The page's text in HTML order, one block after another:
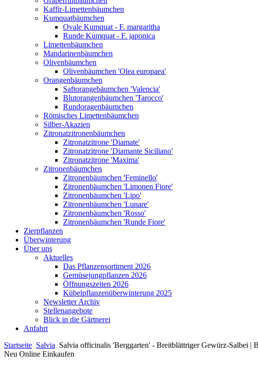
Kaffir-Limettenbäumchen
Kumquatbäumchen
Ovale Kumquat - F. margaritha
Runde Kumquat - F. japonica
Limettenbäumchen
Mandarinenbäumchen
Olivenbäumchen
Olivenbäumchen 'Olea europaea'
Orangenbäumchen
Saftorangebäumchen 'Valencia'
Blutorangenbäumchen 'Tarocco'
Rundoragenbäumchen
Römisches Limettenbäumchen
Silber-Akazien
Zitronatzitronenbäumchen
Zitronatzitrone 'Diamate'
Zitronatzitrone 'Diamante Siciliano'
Zitronatzitrone 'Maxima'
Zitronenbäumchen
Zitronenbäumchen 'Feminello'
Zitronenbäumchen 'Limonen Fiore'
Zitronenbäumchen 'Lipo'
Zitronenbäumchen 'Lunare'
Zitronenbäumchen 'Rosso'
Zitronenbäumchen 'Runde Fiore'
Zierpflanzen
Überwinterung
Über uns
Aktuelles
Das Pflanzensortiment 2026
Gemüsejungpflanzen 2026
Öffnungszeiten 2026
Kübelpflanzenüberwinterung 2025
Newsletter Archiv
Stellenangebote
Blick in die Gärtnerei
Anfahrt
Startseite Salvia Salvia officinalis 'Berggarten' - Breitblättriger Gewürz-Salbei |
Neu Online Einkaufen